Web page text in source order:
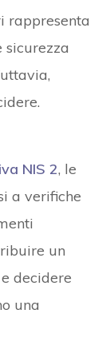
rappresenta
NIS 2, le
a verifiche
un
decidere
una